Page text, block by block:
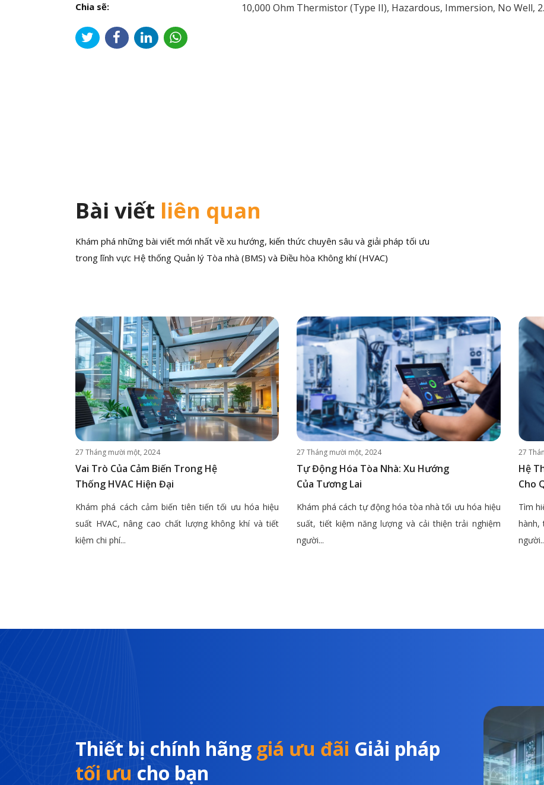
Chia sẽ: 10,000 Ohm Thermistor (Type II), Hazardous, Immersion, No Well,
Bài viết liên quan
Khám phá những bài viết mới nhất về xu hướng, kiến thức chuyên sâu và giải pháp tối ưu
trong lĩnh vực Hệ thống Quản lý Tòa nhà (BMS) và Điều hòa Không khí (HVAC)
27 Tháng mười một, 2024
Vai Trò Của Cảm Biến Trong Hệ
Thống HVAC Hiện Đại
Khám phá cách cảm biến tiên tiến tối ưu hóa hiệu
suất HVAC, nâng cao chất lượng không khí và tiết
kiệm chi phí...
27 Tháng mười một, 2024
Tự Động Hóa Tòa Nhà: Xu Hướng
Của Tương Lai
Khám phá cách tự động hóa tòa nhà tối ưu hóa hiệu
suất, tiết kiệm năng lượng và cải thiện trải nghiệm
người...
27
Hệ
Cho
Tìm
hành,
Thiết bị chính hãng giá ưu đãi Giải pháp
tối ưu cho bạn